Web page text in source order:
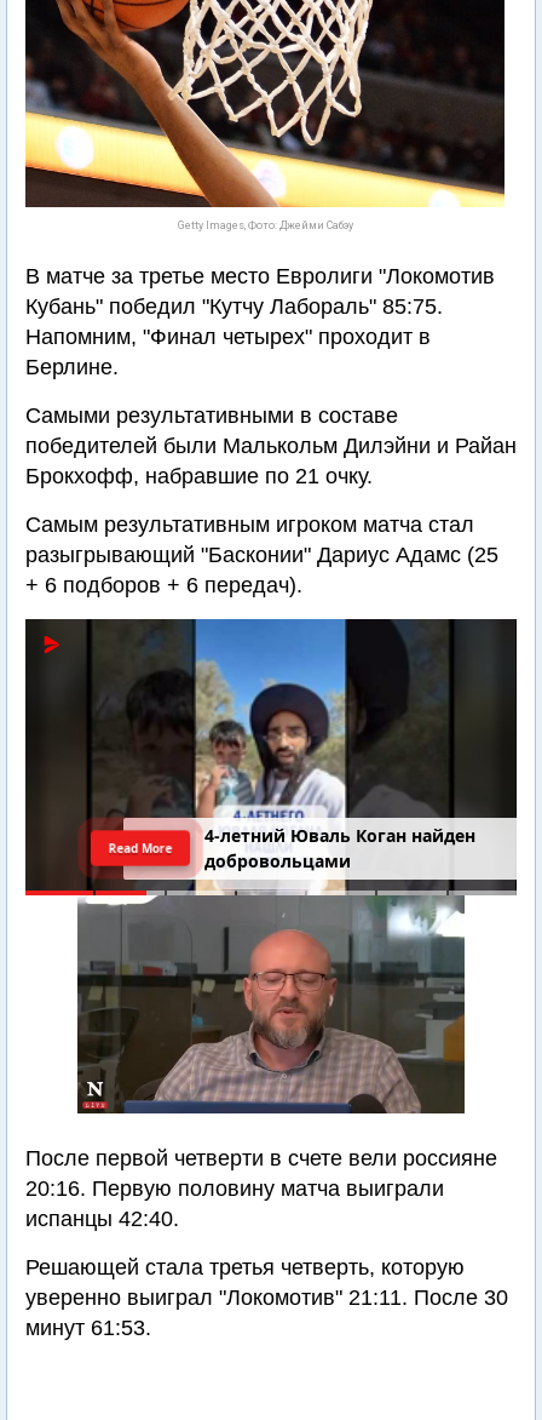
Getty Images, Фото: Джейми Сабэу
В матче за третье место Евролиги "Локомотив
Кубань" победил "Кутчу Лабораль" 85:75.
Напомним, "Финал четырех" проходит в
Берлине.
Самыми результативными в составе
победителей были Малькольм Дилэйни и Райан
Брокхофф, набравшие по 21 очку.
Самым результативным игроком матча стал
разыгрывающий "Басконии" Дариус Адамс (25
+ 6 подборов + 6 передач).
4-летний Юваль Коган найден
добровольцами
Read More
После первой четверти в счете вели россияне
20:16. Первую половину матча выиграли
испанцы 42:40.
Решающей стала третья четверть, которую
уверенно выиграл "Локомотив" 21:11. После 30
минут 61:53.